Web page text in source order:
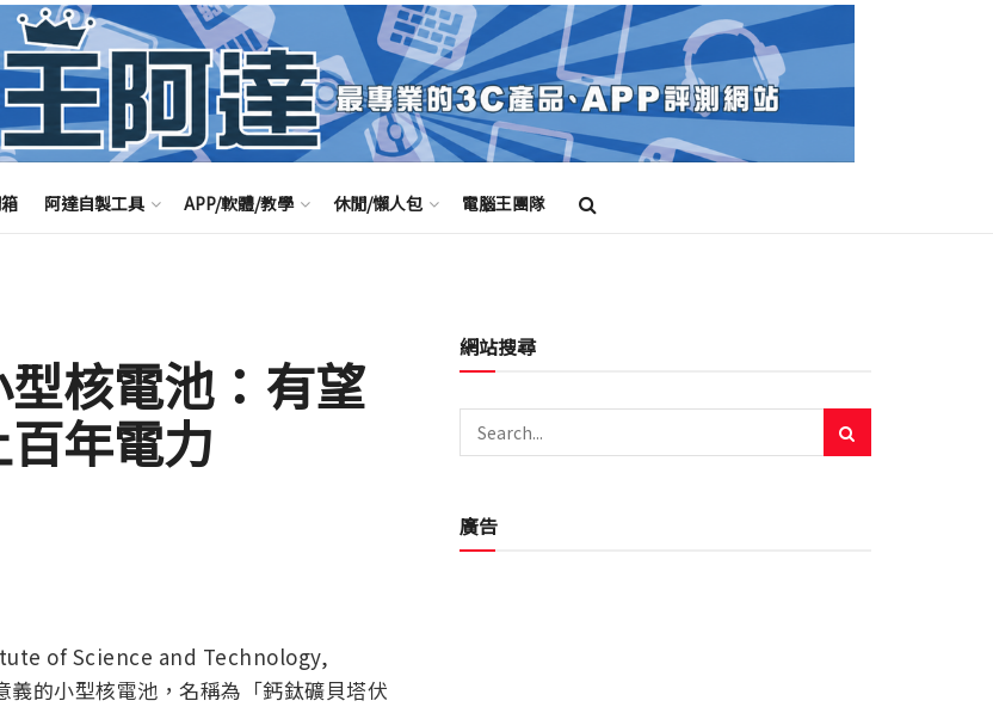
阿達自製工具 APP/軟體/教學 休閒/懶人包 電腦王團隊
核電池：有望
年電力
of Science and Technology,
的小型核電池，名稱為「鈣鈦礦貝塔伏
網站搜尋
廣告